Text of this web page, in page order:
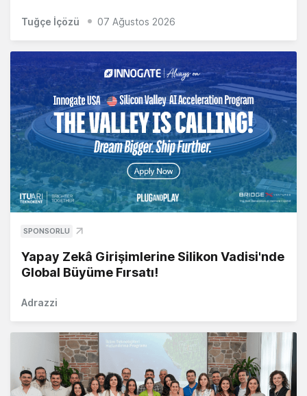
Tuğçe İçözü 07 Ağustos 2026
SPONSORLU
Yapay Zekâ Girişimlerine Silikon Vadisi'nde
Global Büyüme Fırsatı!
Adrazzi